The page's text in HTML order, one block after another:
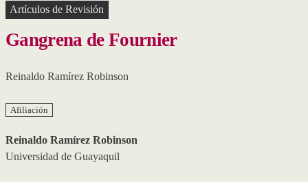
Artículos de Revisión
Gangrena de Fournier
Reinaldo Ramírez Robinson
Afiliación
Reinaldo Ramírez Robinson
Universidad de Guayaquil